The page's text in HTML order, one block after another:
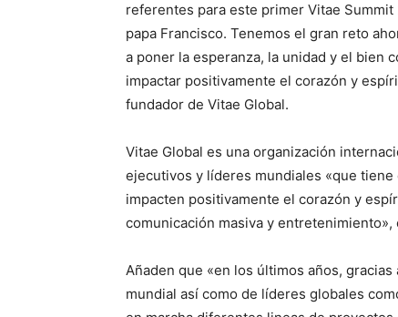
referentes para este primer Vitae
papa Francisco. Tenemos el gran reto
a poner la esperanza, la unidad y el bien
impactar positivamente el corazón y
fundador de Vitae Global.
Vitae Global es una organización
ejecutivos y líderes mundiales «que
impacten positivamente el corazón y
comunicación masiva y entretenimiento»,
Añaden que «en los últimos años,
mundial así como de líderes globales